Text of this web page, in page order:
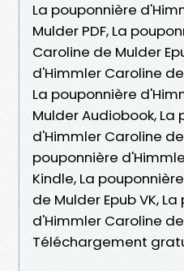
La pouponnière
Mulder PDF, La
Caroline de Mulder
d'Himmler Caroline
La pouponnière
Mulder Audiobook, La
d'Himmler Caroline de
pouponnière
Kindle, La
de Mulder Epub VK,
d'Himmler Caroline
Téléchargement